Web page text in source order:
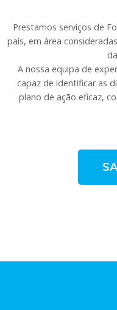
Prestamos serviços de
país, em área
A nossa equipa de
capaz de identificar as
plano de ação eficaz,